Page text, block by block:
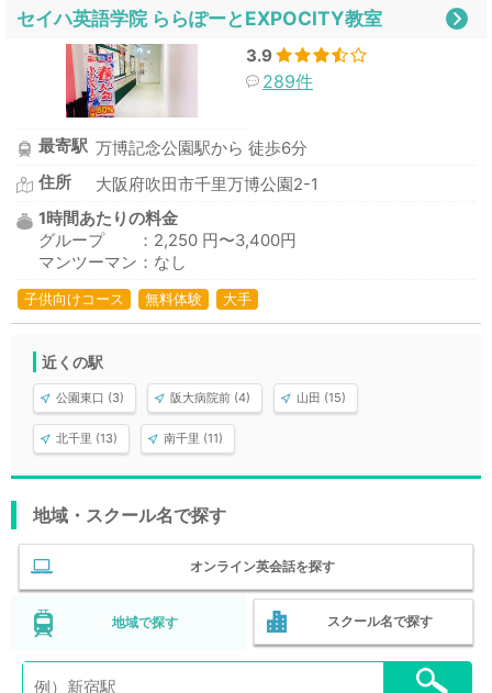
セイハ英語学院 ららぽーとEXPOCITY教室
3.9
289件
最寄駅 万博記念公園駅から 徒歩6分
住所
大阪府吹田市千里万博公園2-1
1時間あたりの料金
グループ ：2,250 円〜3,400円
マンツーマン：なし
子供向けコース 無料体験 大手
近くの駅
公園東口 (3) 阪大病院前 (4) 山田 (15)
北千里 (13) 南千里 (11)
地域・スクール名で探す
オンライン英会話を探す
地域で探す スクール名で探す